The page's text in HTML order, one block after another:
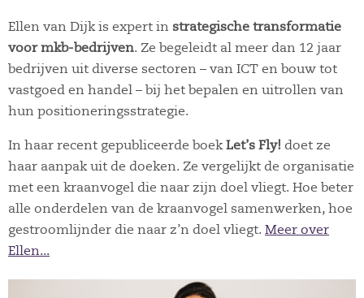
Ellen van Dijk is expert in strategische transformatie
voor mkb-bedrijven. Ze begeleidt al meer dan 12 jaar
bedrijven uit diverse sectoren – van ICT en bouw tot
vastgoed en handel – bij het bepalen en uitrollen van
hun positioneringsstrategie.
In haar recent gepubliceerde boekLet’s Fly! doet ze
haar aanpak uit de doeken. Ze vergelijkt de organisatie
met een kraanvogel die naar zijn doel vliegt. Hoe beter
alle onderdelen van de kraanvogel samenwerken, hoe
gestroomlijnder die naar z’n doel vliegt. Meer over
Ellen...